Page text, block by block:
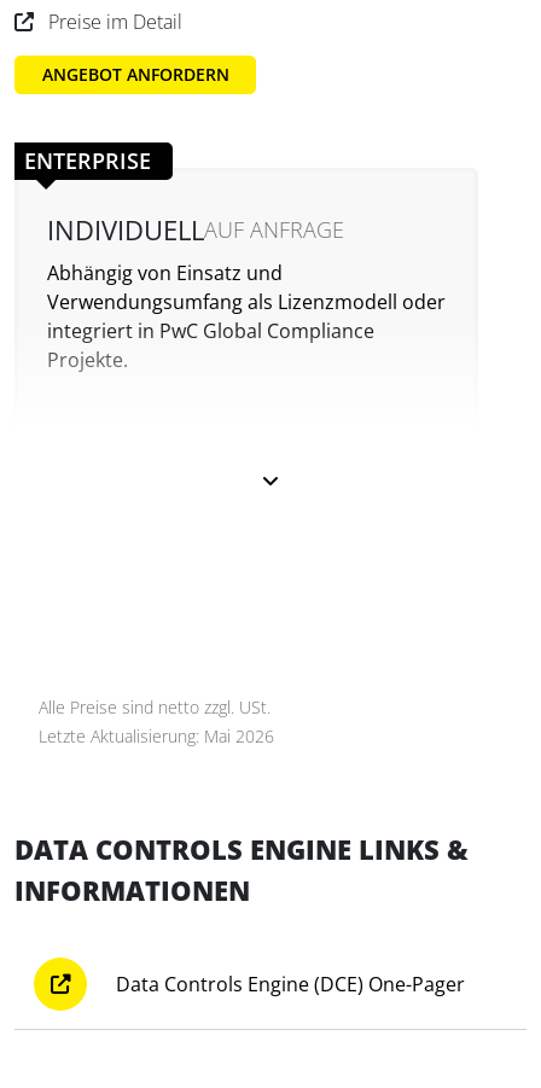
Preise im Detail
ANGEBOT ANFORDERN
ENTERPRISE
INDIVIDUELLAUF ANFRAGE
Abhängig von Einsatz und
Verwendungsumfang als Lizenzmodell oder
integriert in PwC Global Compliance
Projekte.
Alle Preise sind netto zzgl. USt.
Letzte Aktualisierung: Mai 2026
DATA CONTROLS ENGINE LINKS &
INFORMATIONEN
Data Controls Engine (DCE) One-Pager